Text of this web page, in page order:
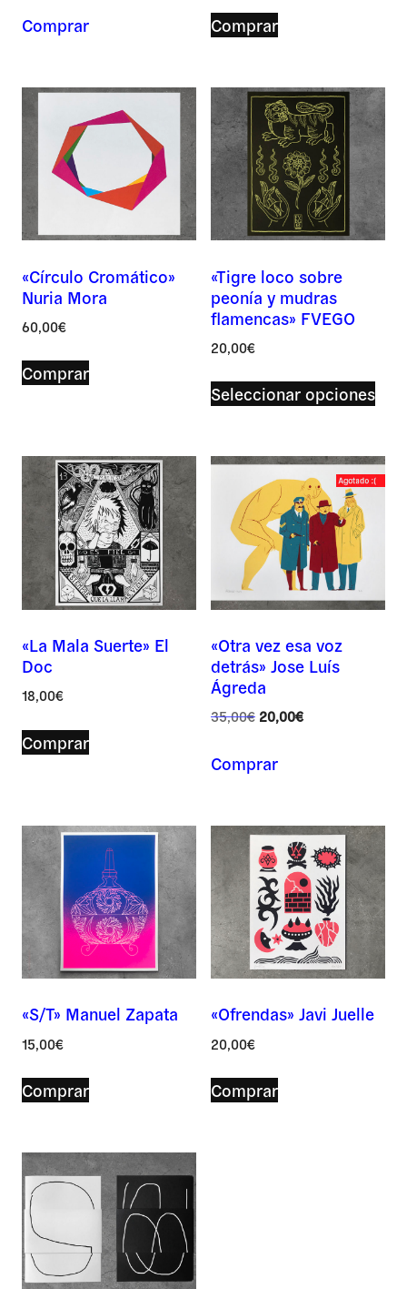
Comprar Comprar
«Círculo Cromático»
Nuria Mora
60,00€
Comprar
«Tigre loco sobre
peonía y mudras
flamencas» FVEGO
20,00€
Seleccionar opciones
Este
«La Mala Suerte» El
Doc
18,00€
Comprar
«Otra vez esa voz
detrás» Jose Luís
Ágreda
35,00€ El
original
20,00€El
Comprar
«S/T» Manuel Zapata
15,00€
Comprar
«Ofrendas» Javi Juelle
20,00€
Comprar
Asunto *